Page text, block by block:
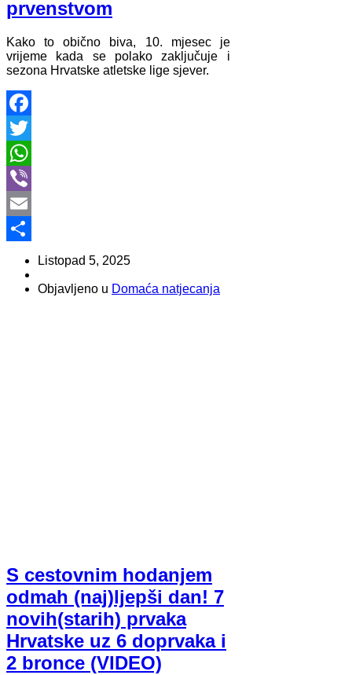
prvenstvom
Kako to obično biva, 10. mjesec je
vrijeme kada se polako zaključuje i
sezona Hrvatske atletske lige sjever.
Facebook
Twitter
WhatsApp
Viber
Email
Share
Listopad 5, 2025
Objavljeno u Domaća natjecanja
S cestovnim hodanjem
odmah (naj)ljepši dan! 7
novih(starih) prvaka
Hrvatske uz 6 doprvaka i
2 bronce (VIDEO)